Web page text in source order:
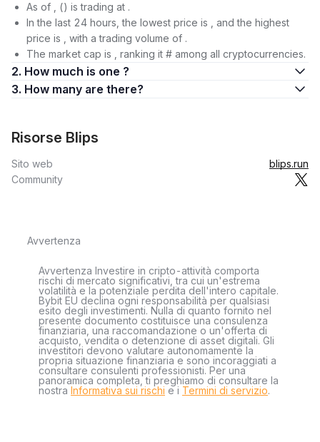
As of , () is trading at .
In the last 24 hours, the lowest price is , and the highest
price is , with a trading volume of .
The market cap is , ranking it # among all cryptocurrencies.
2. How much is one ?
3. How many are there?
Risorse Blips
Sito web
blips.run
Community
Avvertenza
Avvertenza Investire in cripto-attività comporta
rischi di mercato significativi, tra cui un'estrema
volatilità e la potenziale perdita dell'intero capitale.
Bybit EU declina ogni responsabilità per qualsiasi
esito degli investimenti. Nulla di quanto fornito nel
presente documento costituisce una consulenza
finanziaria, una raccomandazione o un'offerta di
acquisto, vendita o detenzione di asset digitali. Gli
investitori devono valutare autonomamente la
propria situazione finanziaria e sono incoraggiati a
consultare consulenti professionisti. Per una
panoramica completa, ti preghiamo di consultare la
nostra Informativa sui rischi e i Termini di servizio.